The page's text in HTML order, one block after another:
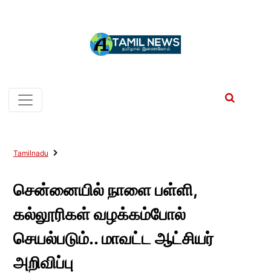
Tamilnadu
சென்னையில் நாளை பள்ளி,
கல்லூரிகள் வழக்கம்போல்
செயல்படும்.. மாவட்ட ஆட்சியர்
அறிவிப்பு